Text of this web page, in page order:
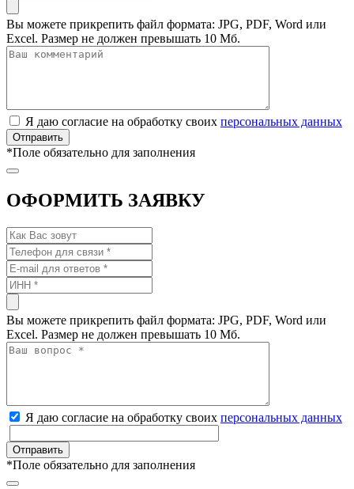
Вы можете прикрепить файл формата: JPG, PDF, Word или
Excel. Размер не должен превышать 10 Мб.
Я даю согласие на обработку своих персональных данных
*Поле обязательно для заполнения
ОФОРМИТЬ ЗАЯВКУ
Вы можете прикрепить файл формата: JPG, PDF, Word или
Excel. Размер не должен превышать 10 Мб.
Я даю согласие на обработку своих персональных данных
*Поле обязательно для заполнения